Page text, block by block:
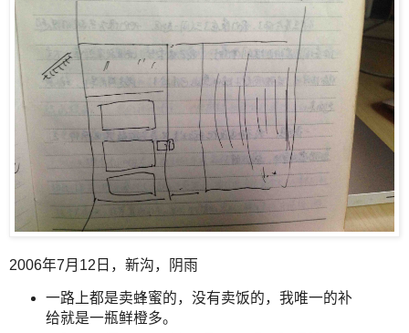
2006年7月12日，新沟，阴雨
一路上都是卖蜂蜜的，没有卖饭的，我唯一的补
给就是一瓶鲜橙多。